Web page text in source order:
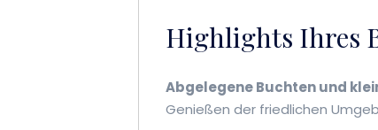
Highlights Ihres
Abgelegene Buchten und
Genießen der friedlichen